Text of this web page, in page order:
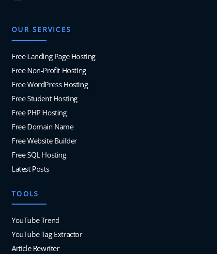
OUR SERVICES
Free Landing Page Hosting
Free Non-Profit Hosting
Free WordPress Hosting
Free Student Hosting
Free PHP Hosting
Free Domain Name
Free Website Builder
Free SQL Hosting
Latest Posts
TOOLS
YouTube Trend
YouTube Tag Extractor
Article Rewriter